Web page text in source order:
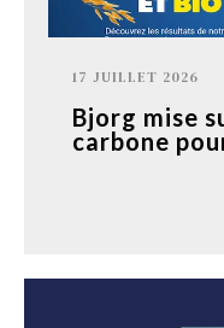
17 JUILLET 2026
Bjorg mise
carbone